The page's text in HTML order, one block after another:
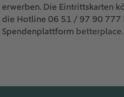
erwerben. Die Eintrittskarten
die Hotline 06 51 / 97 90 777
Spendenplattform